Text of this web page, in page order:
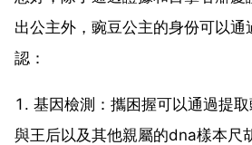
出公主外，豌豆公主的身份可以通
認：
1. 基因檢測：攜困握可以通過提
與王后以及其他親屬的dna樣本尺